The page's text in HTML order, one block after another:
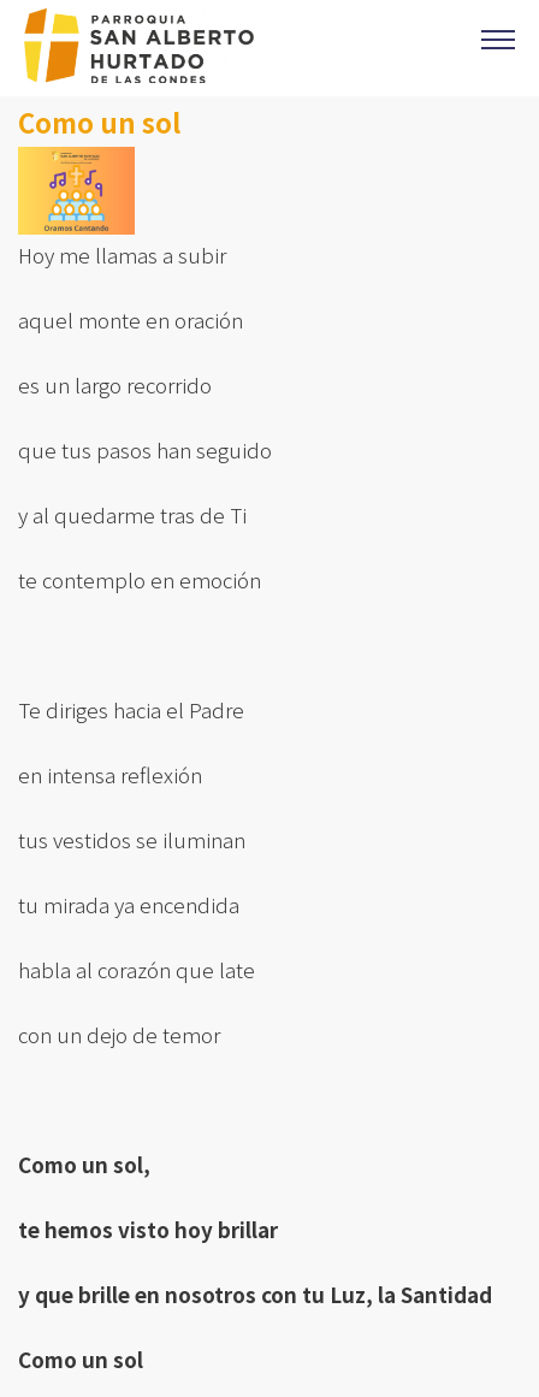
Click acá para ir directamente al contenido
CONTACTO
MISAS
OFICINA PARROQUIAL
EVANGELIO DEL DIA
PREVENCIÓN DE ABUSOS
Parroquia Padre Alberto Hurtado
CAMPAÑA 1%
CORONAS DE CARIDAD
Como un sol
Hoy me llamas a subir
aquel monte en oración
es un largo recorrido
que tus pasos han seguido
y al quedarme tras de Ti
te contemplo en emoción
Te diriges hacia el Padre
en intensa reflexión
tus vestidos se iluminan
tu mirada ya encendida
habla al corazón que late
con un dejo de temor
Como un sol,
te hemos visto hoy brillar
y que brille en nosotros con tu Luz, la Santidad
Como un sol